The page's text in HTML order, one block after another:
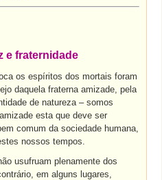
e fraternidade
os espíritos dos mortais foram
daquela fraterna amizade, pela
de natureza – somos
esta que deve ser
comum da sociedade humana,
nossos tempos.
usufruam plenamente dos
em alguns lugares,